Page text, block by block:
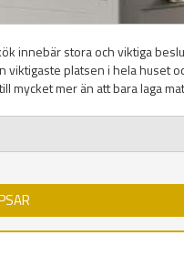
innebär stora och viktiga
viktigaste platsen i hela huset
mycket mer än att bara laga